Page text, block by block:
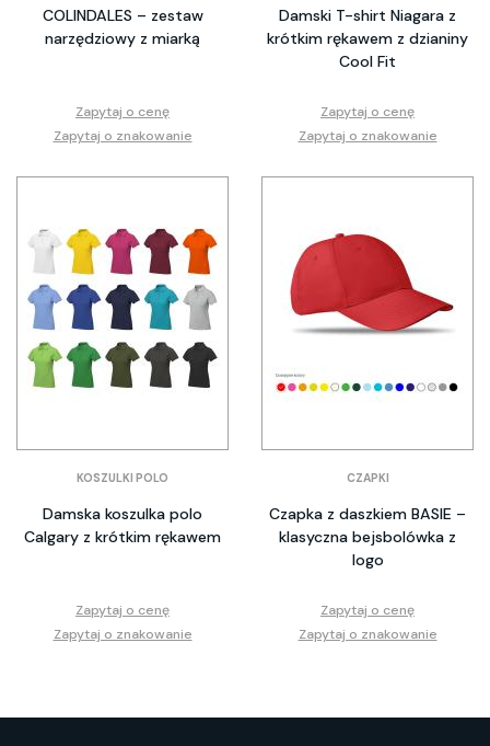
COLINDALES – zestaw
narzędziowy z miarką
Zapytaj o cenę
Zapytaj o znakowanie
Damski T-shirt Niagara z
krótkim rękawem z dzianiny
Cool Fit
Zapytaj o cenę
Zapytaj o znakowanie
KOSZULKI POLO
Damska koszulka polo
Calgary z krótkim rękawem
Zapytaj o cenę
Zapytaj o znakowanie
CZAPKI
Czapka z daszkiem BASIE –
klasyczna bejsbolówka z
logo
Zapytaj o cenę
Zapytaj o znakowanie